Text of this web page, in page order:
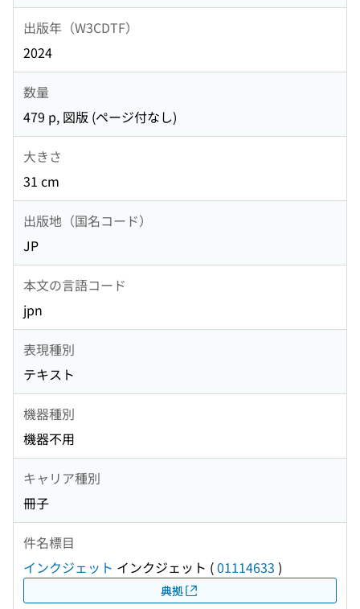
出版年（W3CDTF）
2024
数量
479 p, 図版 (ページ付なし)
大きさ
31 cm
出版地（国名コード）
JP
本文の言語コード
jpn
表現種別
テキスト
機器種別
機器不用
キャリア種別
冊子
件名標目
インクジェット インクジェット (01114633 )
典拠